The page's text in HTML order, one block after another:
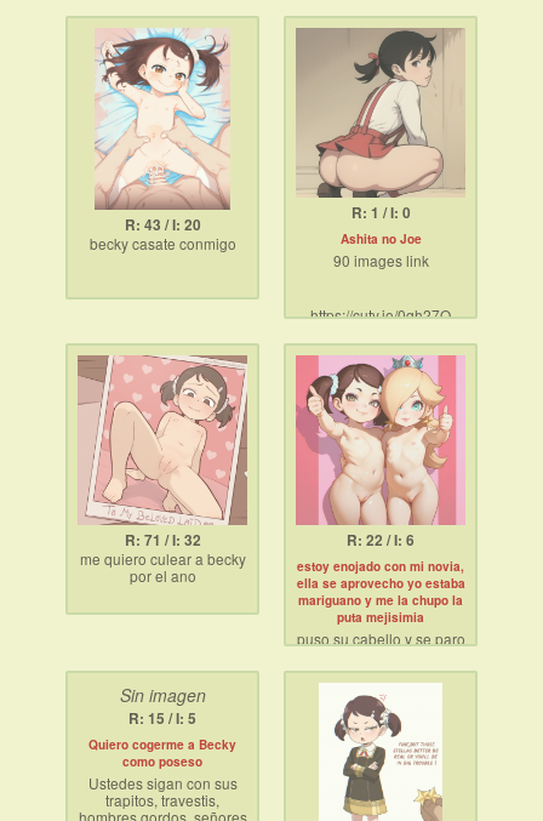
como "generador" de
contenido. Hice un
patreon gratis y una
cuenta de X donde iré
subiendo encuestas y
galerías gratis. En este
post iré subiendo un
poco de material que he
creado. Por favor pasen
por mi cuenta y participen
de la elección de
personajes!
R: 43 / I: 20
becky casate conmigo
R: 1 / I: 0
Ashita no Joe
90 images link
https://cuty.io/0qh27Q
R: 71 / I: 32
me quiero culear a becky
por el ano
R: 22 / I: 6
estoy enojado con mi novia,
ella se aprovecho yo estaba
mariguano y me la chupo la
puta mejisimia
puso su cabello y se paro
Sin imagen
R: 15 / I: 5
Quiero cogerme a Becky
como poseso
Ustedes sigan con sus
trapitos, travestis,